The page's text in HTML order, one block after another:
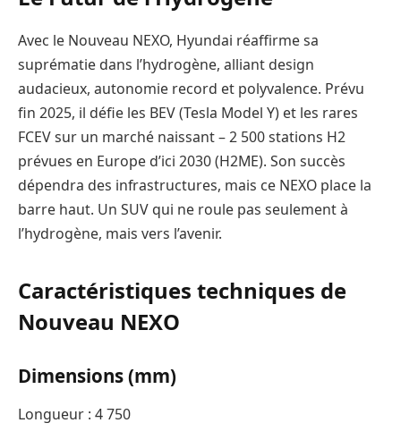
Avec le Nouveau NEXO, Hyundai réaffirme sa
suprématie dans l’hydrogène, alliant design
audacieux, autonomie record et polyvalence. Prévu
fin 2025, il défie les BEV (Tesla Model Y) et les rares
FCEV sur un marché naissant – 2 500 stations H2
prévues en Europe d’ici 2030 (H2ME). Son succès
dépendra des infrastructures, mais ce NEXO place la
barre haut. Un SUV qui ne roule pas seulement à
l’hydrogène, mais vers l’avenir.
Caractéristiques techniques de
Nouveau NEXO
Dimensions (mm)
Longueur : 4 750